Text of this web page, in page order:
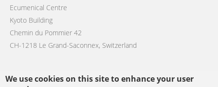
We use cookies on this site to enhance your user
Ecumenical Centre
Kyoto Building
Chemin du Pommier 42
CH-1218 Le Grand-Saconnex, Switzerland